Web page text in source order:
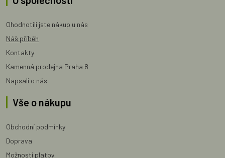
Ohodnotili jste nákup u nás
Náš příběh
Kontakty
Kamenná prodejna Praha 8
Napsali o nás
Vše o nákupu
Obchodní podmínky
Doprava
Možnosti platby